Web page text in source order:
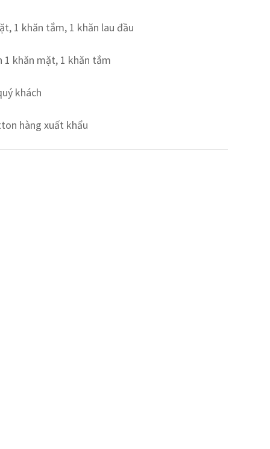
1 khăn tắm, 1 khăn lau đầu
khăn mặt, 1 khăn tắm
khách
hàng xuất khẩu